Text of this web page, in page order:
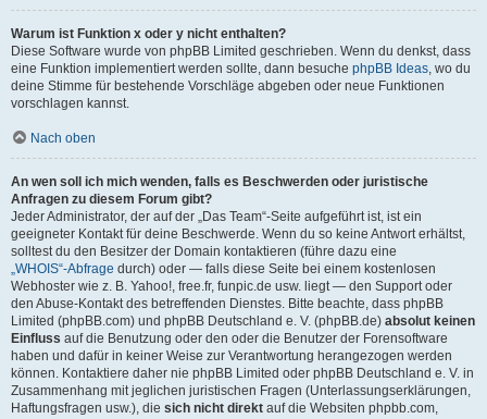
Warum ist Funktion x oder y nicht enthalten?
Diese Software wurde von phpBB Limited geschrieben. Wenn du denkst, dass
eine Funktion implementiert werden sollte, dann besuche phpBB Ideas, wo du
deine Stimme für bestehende Vorschläge abgeben oder neue Funktionen
vorschlagen kannst.
Nach oben
An wen soll ich mich wenden, falls es Beschwerden oder juristische
Anfragen zu diesem Forum gibt?
Jeder Administrator, der auf der „Das Team“-Seite aufgeführt ist, ist ein
geeigneter Kontakt für deine Beschwerde. Wenn du so keine Antwort erhältst,
solltest du den Besitzer der Domain kontaktieren (führe dazu eine
„WHOIS“-Abfrage durch) oder — falls diese Seite bei einem kostenlosen
Webhoster wie z. B. Yahoo!, free.fr, funpic.de usw. liegt — den Support oder
den Abuse-Kontakt des betreffenden Dienstes. Bitte beachte, dass phpBB
Limited (phpBB.com) und phpBB Deutschland e. V. (phpBB.de) absolut keinen
Einfluss auf die Benutzung oder den oder die Benutzer der Forensoftware
haben und dafür in keiner Weise zur Verantwortung herangezogen werden
können. Kontaktiere daher nie phpBB Limited oder phpBB Deutschland e. V. in
Zusammenhang mit jeglichen juristischen Fragen (Unterlassungserklärungen,
Haftungsfragen usw.), die sich nicht direkt auf die Websiten phpbb.com,